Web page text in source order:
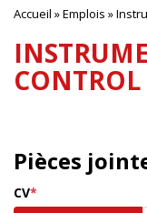
Accueil »Emplois »
Pièces
CV